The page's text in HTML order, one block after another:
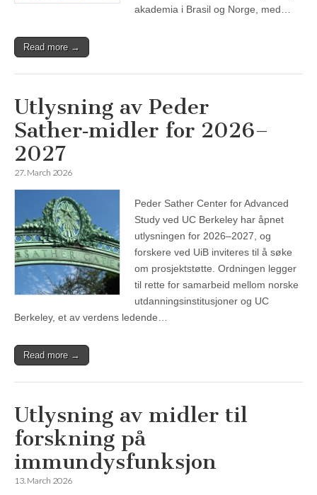
akademia i Brasil og Norge, med…
Read more →
Utlysning av Peder
Sather‑midler for 2026–
2027
27. March 2026
Peder Sather Center for Advanced
Study ved UC Berkeley har åpnet
utlysningen for 2026–2027, og
forskere ved UiB inviteres til å søke
om prosjektstøtte. Ordningen legger
til rette for samarbeid mellom norske
utdanningsinstitusjoner og UC
Berkeley, et av verdens ledende…
Read more →
Utlysning av midler til
forskning på
immundysfunksjon
13. March 2026